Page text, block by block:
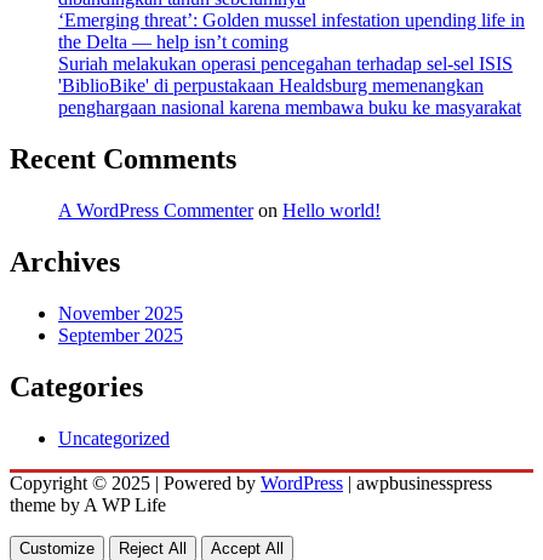
‘Emerging threat’: Golden mussel infestation upending life in
the Delta — help isn’t coming
Suriah melakukan operasi pencegahan terhadap sel-sel ISIS
'BiblioBike' di perpustakaan Healdsburg memenangkan
penghargaan nasional karena membawa buku ke masyarakat
Recent Comments
A WordPress Commenteron Hello world!
Archives
November 2025
September 2025
Categories
Uncategorized
Copyright © 2025 | Powered by WordPress | awpbusinesspress
theme by A WP Life
Customize Reject All Accept All